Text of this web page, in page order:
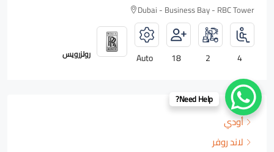
Dubai - Business Bay - RBC Tower
4
2
18
Auto رولزرويس
أودي
لاند روفر
Need Help?